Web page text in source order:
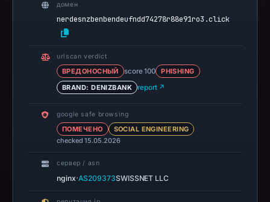
detection.
appears
on
security
blocklist
and
flagged
домен
nerdesnzbenbendeufndd74278r88e91ro3.click
urlscan verdict
ВРЕДОНОСНЫЙ score 100
PHISHING
BRAND: DENIZBANK
report ↗
google safe browsing
ПОМЕЧЕНО
SOCIAL ENGINEERING
checked 15.05.2026
сервер / asn
nginx·AS209373SWISSNET LLC